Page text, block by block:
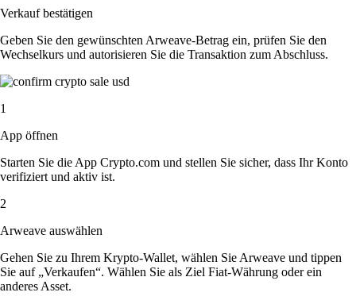
Verkauf bestätigen
Geben Sie den gewünschten Arweave-Betrag ein, prüfen Sie den
Wechselkurs und autorisieren Sie die Transaktion zum Abschluss.
1
App öffnen
Starten Sie die App Crypto.com und stellen Sie sicher, dass Ihr Konto
verifiziert und aktiv ist.
2
Arweave auswählen
Gehen Sie zu Ihrem Krypto-Wallet, wählen Sie Arweave und tippen
Sie auf „Verkaufen“. Wählen Sie als Ziel Fiat-Währung oder ein
anderes Asset.